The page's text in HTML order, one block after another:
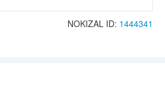
NOKIZAL ID: 1444341